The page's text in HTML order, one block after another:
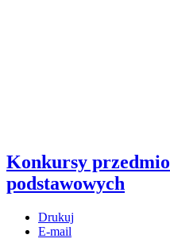
Konkursy
podstawowych
Drukuj
E-mail